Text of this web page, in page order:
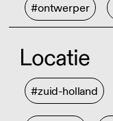
#ontwerper
Locatie
#zuid-holland